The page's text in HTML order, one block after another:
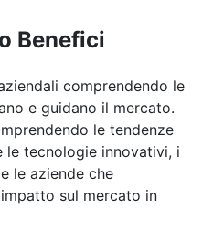
Benefici
comprendendo le
e guidano il mercato.
le tendenze
tecnologie innovativi, i
le aziende che
sul mercato in